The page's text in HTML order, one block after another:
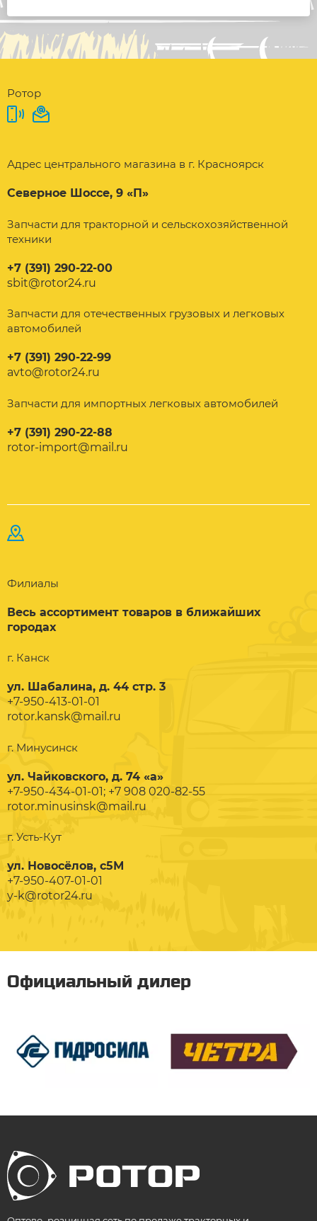
Ротор
Адрес центрального магазина в г. Красноярск
Северное Шоссе, 9 «П»
Запчасти для тракторной и сельскохозяйственной
техники
+7 (391) 290-22-00
sbit@rotor24.ru
Запчасти для отечественных грузовых и легковых
автомобилей
+7 (391) 290-22-99
avto@rotor24.ru
Запчасти для импортных легковых автомобилей
+7 (391) 290-22-88
rotor-import@mail.ru
Филиалы
Весь ассортимент товаров в ближайших
городах
г. Канск
ул. Шабалина, д. 44 стр. 3
+7-950-413-01-01
rotor.kansk@mail.ru
г. Минусинск
ул. Чайковского, д. 74 «а»
+7-950-434-01-01; +7 908 020-82-55
rotor.minusinsk@mail.ru
г. Усть-Кут
ул. Новосёлов, с5М
+7-950-407-01-01
y-k@rotor24.ru
Официальный дилер